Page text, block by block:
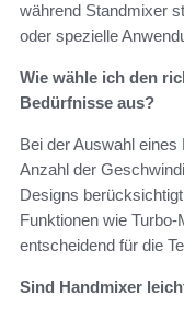
während Standmixer
oder spezielle
Wie wähle ich den
Bedürfnisse aus?
Bei der Auswahl
Anzahl der
Designs
Funktionen wie
entscheidend für die
Sind Handmixer